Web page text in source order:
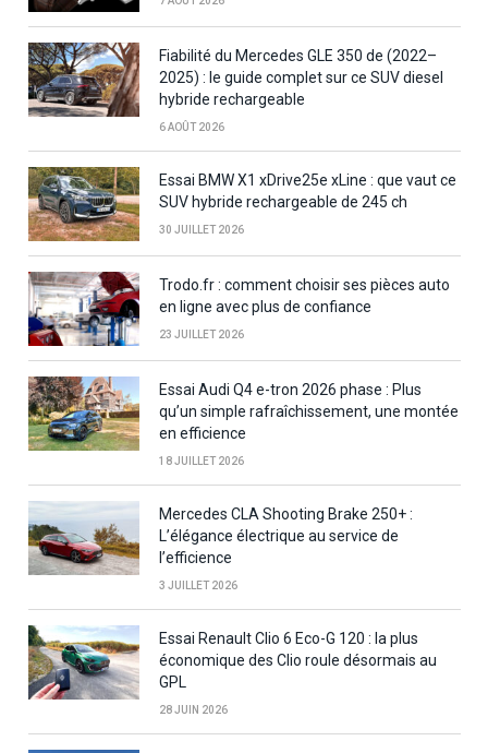
Fiabilité du Mercedes GLE 350 de (2022–
2025) : le guide complet sur ce SUV diesel
hybride rechargeable
6 AOÛT 2026
Essai BMW X1 xDrive25e xLine : que vaut ce
SUV hybride rechargeable de 245 ch
30 JUILLET 2026
Trodo.fr : comment choisir ses pièces auto
en ligne avec plus de confiance
23 JUILLET 2026
Essai Audi Q4 e-tron 2026 phase : Plus
qu’un simple rafraîchissement, une montée
en efficience
18 JUILLET 2026
Mercedes CLA Shooting Brake 250+ :
L’élégance électrique au service de
l’efficience
3 JUILLET 2026
Essai Renault Clio 6 Eco-G 120 : la plus
économique des Clio roule désormais au
GPL
28 JUIN 2026